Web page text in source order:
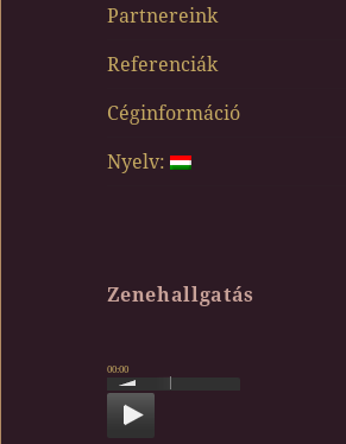
Partnereink
Referenciák
Céginformáció
Nyelv:
Zenehallgatás
00:00